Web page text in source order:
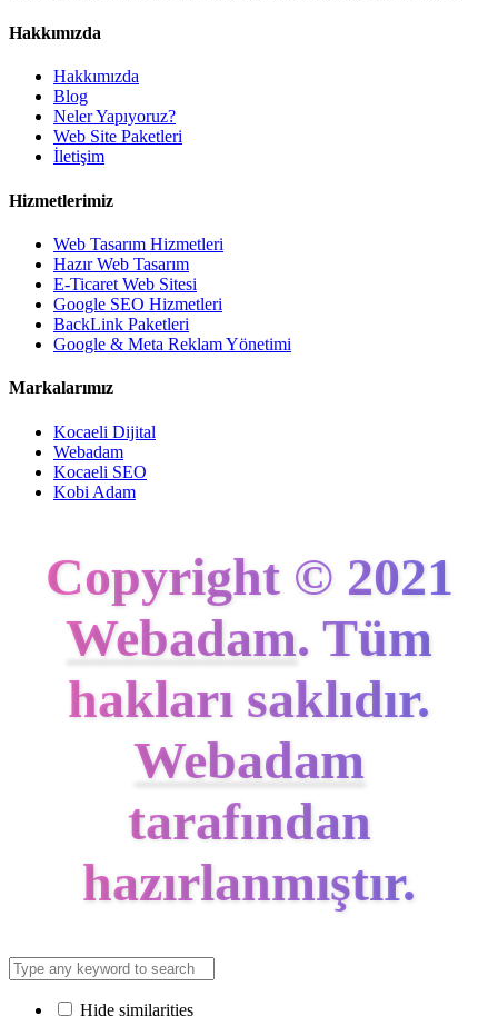
Hakkımızda
Hakkımızda
Blog
Neler Yapıyoruz?
Web Site Paketleri
İletişim
Hizmetlerimiz
Web Tasarım Hizmetleri
Hazır Web Tasarım
E-Ticaret Web Sitesi
Google SEO Hizmetleri
BackLink Paketleri
Google & Meta Reklam Yönetimi
Markalarımız
Kocaeli Dijital
Webadam
Kocaeli SEO
Kobi Adam
Copyright © 2021
Webadam. Tüm
hakları saklıdır.
Webadam
tarafından
hazırlanmıştır.
Hide similarities